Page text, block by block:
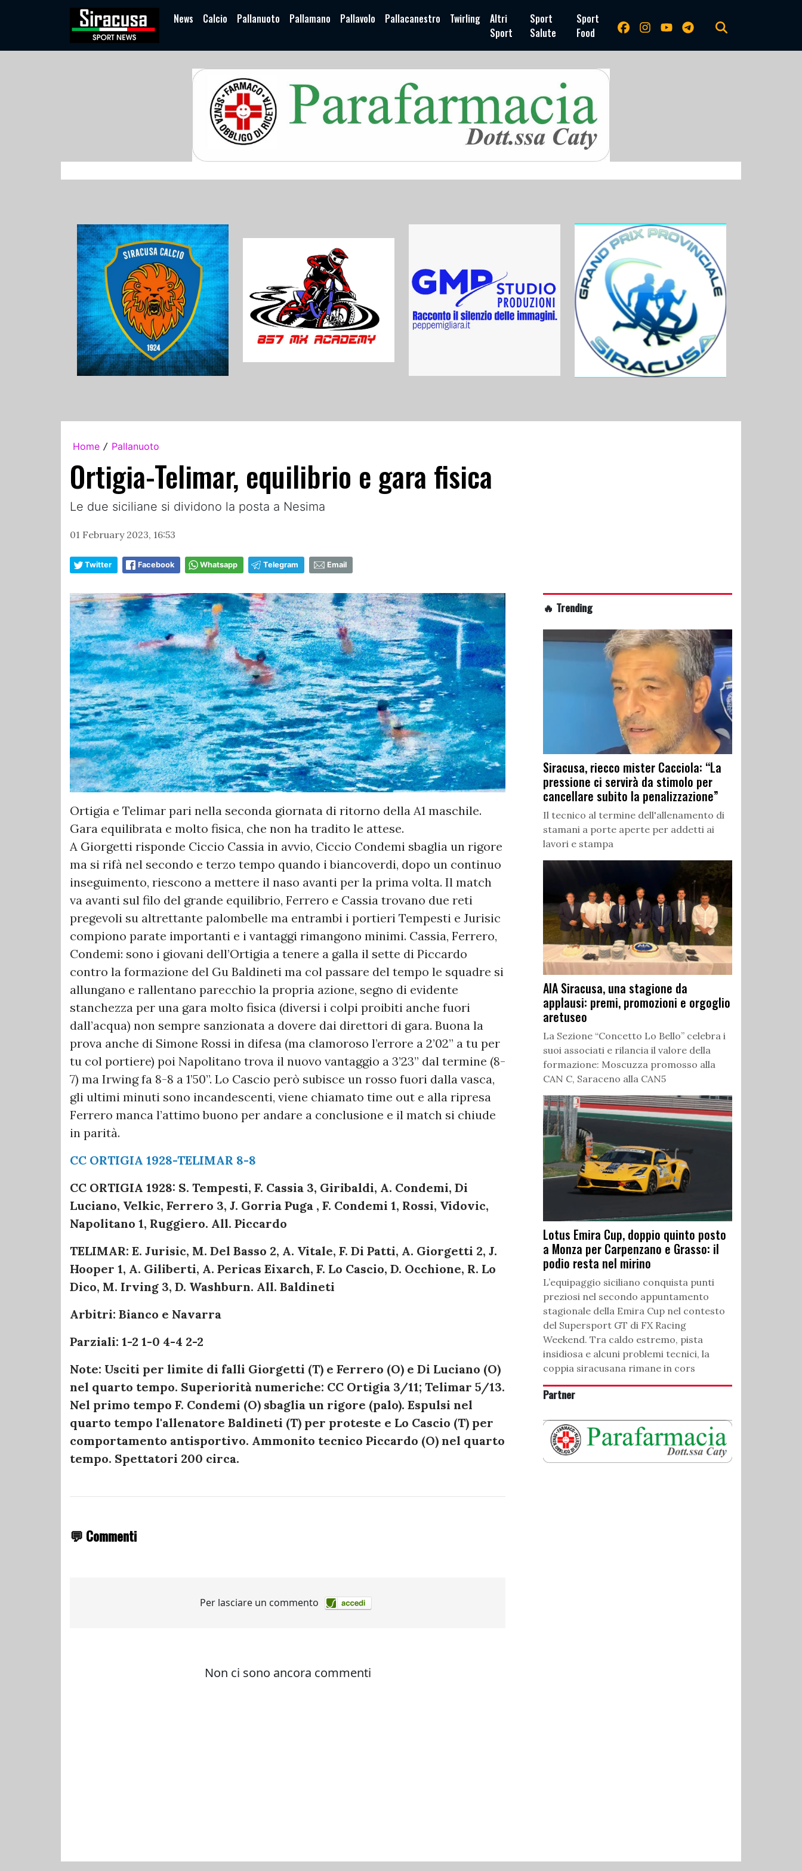
News Calcio Pallanuoto Pallamano Pallavolo Pallacanestro Twirling
Altri
Sport
Sport
Salute
Sport
Food
Home / Pallanuoto
Ortigia-Telimar, equilibrio e gara fisica
Le due siciliane si dividono la posta a Nesima
01 February 2023, 16:53
Twitter Facebook Whatsapp Telegram Email
Ortigia e Telimar pari nella seconda giornata di ritorno della A1 maschile.
Gara equilibrata e molto fisica, che non ha tradito le attese.
A Giorgetti risponde Ciccio Cassia in avvio, Ciccio Condemi sbaglia un rigore
ma si rifà nel secondo e terzo tempo quando i biancoverdi, dopo un continuo
inseguimento, riescono a mettere il naso avanti per la prima volta. Il match
va avanti sul filo del grande equilibrio, Ferrero e Cassia trovano due reti
pregevoli su altrettante palombelle ma entrambi i portieri Tempesti e Jurisic
compiono parate importanti e i vantaggi rimangono minimi. Cassia, Ferrero,
Condemi: sono i giovani dell’Ortigia a tenere a galla il sette di Piccardo
contro la formazione del Gu Baldineti ma col passare del tempo le squadre si
allungano e rallentano parecchio la propria azione, segno di evidente
stanchezza per una gara molto fisica (diversi i colpi proibiti anche fuori
dall’acqua) non sempre sanzionata a dovere dai direttori di gara. Buona la
prova anche di Simone Rossi in difesa (ma clamoroso l’errore a 2’02” a tu per
tu col portiere) poi Napolitano trova il nuovo vantaggio a 3’23” dal termine (8-
7) ma Irwing fa 8-8 a 1’50”. Lo Cascio però subisce un rosso fuori dalla vasca,
gli ultimi minuti sono incandescenti, viene chiamato time out e alla ripresa
Ferrero manca l’attimo buono per andare a conclusione e il match si chiude
in parità.
CC ORTIGIA 1928-TELIMAR 8-8
CC ORTIGIA 1928: S. Tempesti, F. Cassia 3, Giribaldi, A. Condemi, Di
Luciano, Velkic, Ferrero 3, J. Gorria Puga , F. Condemi 1, Rossi, Vidovic,
Napolitano 1, Ruggiero. All. Piccardo
TELIMAR: E. Jurisic, M. Del Basso 2, A. Vitale, F. Di Patti, A. Giorgetti 2, J.
Hooper 1, A. Giliberti, A. Pericas Eixarch, F. Lo Cascio, D. Occhione, R. Lo
Dico, M. Irving 3, D. Washburn. All. Baldineti
Arbitri: Bianco e Navarra
Parziali: 1-2 1-0 4-4 2-2
Note: Usciti per limite di falli Giorgetti (T) e Ferrero (O) e Di Luciano (O)
nel quarto tempo. Superiorità numeriche: CC Ortigia 3/11; Telimar 5/13.
Nel primo tempo F. Condemi (O) sbaglia un rigore (palo). Espulsi nel
quarto tempo l'allenatore Baldineti (T) per proteste e Lo Cascio (T) per
comportamento antisportivo. Ammonito tecnico Piccardo (O) nel quarto
tempo. Spettatori 200 circa.
💬 Commenti
🔥 Trending
Siracusa, riecco mister Cacciola: “La
pressione ci servirà da stimolo per
cancellare subito la penalizzazione”
Il tecnico al termine dell'allenamento di
stamani a porte aperte per addetti ai
lavori e stampa
AIA Siracusa, una stagione da
applausi: premi, promozioni e orgoglio
aretuseo
La Sezione “Concetto Lo Bello” celebra i
suoi associati e rilancia il valore della
formazione: Moscuzza promosso alla
CAN C, Saraceno alla CAN5
Lotus Emira Cup, doppio quinto posto
a Monza per Carpenzano e Grasso: il
podio resta nel mirino
L’equipaggio siciliano conquista punti
preziosi nel secondo appuntamento
stagionale della Emira Cup nel contesto
del Supersport GT di FX Racing
Weekend. Tra caldo estremo, pista
insidiosa e alcuni problemi tecnici, la
coppia siracusana rimane in cors
Partner